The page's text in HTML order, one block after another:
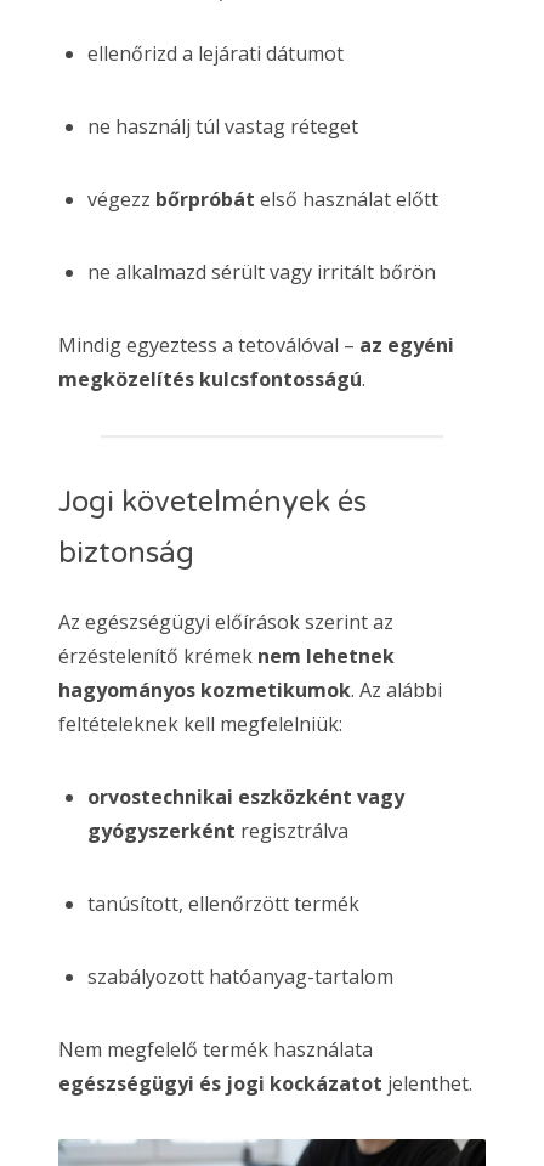
ellenőrizd a lejárati dátumot
ne használj túl vastag réteget
végezz bőrpróbát első használat előtt
ne alkalmazd sérült vagy irritált bőrön
Mindig egyeztess a tetoválóval – az egyéni
megközelítés kulcsfontosságú.
Jogi követelmények és
biztonság
Az egészségügyi előírások szerint az
érzéstelenítő krémek nem lehetnek
hagyományos kozmetikumok. Az alábbi
feltételeknek kell megfelelniük:
orvostechnikai eszközként vagy
gyógyszerként regisztrálva
tanúsított, ellenőrzött termék
szabályozott hatóanyag-tartalom
Nem megfelelő termék használata
egészségügyi és jogi kockázatot jelenthet.